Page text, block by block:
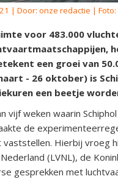
| Door: onze redactie |
voor 483.000
een groei van
- 26 oktober) is
een beetje
vijf weken waarin
de
Hierbij vroeg
(LVNL), de
gesprekken met